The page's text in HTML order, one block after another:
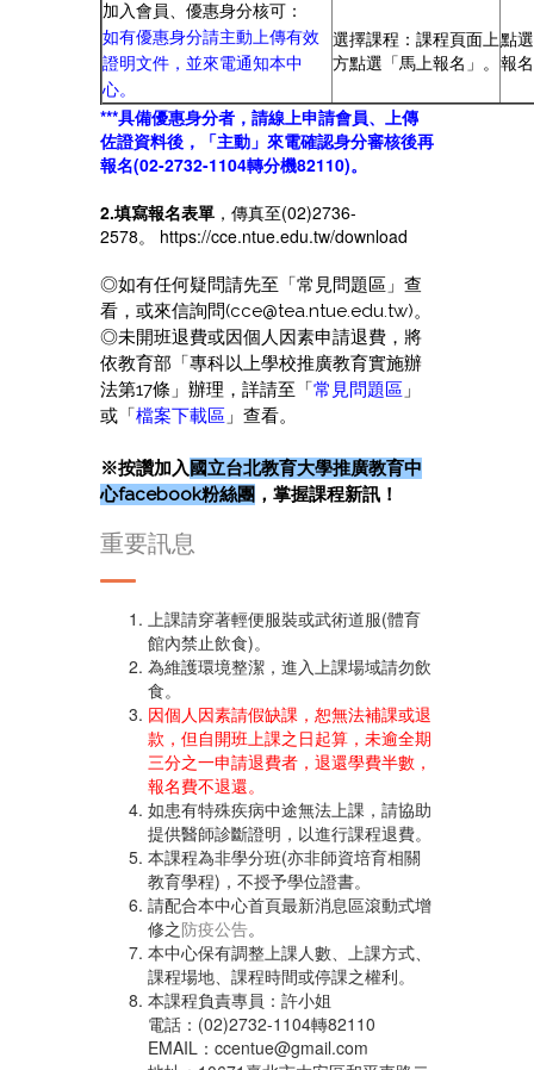
加入會員、優惠身分核可：
如有優惠身分請主動上傳有效
證明文件，並來電通知本中
心。
選擇課程：課程頁面上
方點選「馬上報名」。
點
報
***具備優惠身分者，請線上申請會員、上傳
佐證資料後，「主動」來電確認身分審核後再
報名(02-2732-1104轉分機82110)。
2.填寫報名表單 ，傳真至(02)2736-
2578。 https://cce.ntue.edu.tw/download
◎如有任何疑問請先至「常見問題區」查
看，或來信詢問(cce@tea.ntue.edu.tw)。
◎未開班退費或因個人因素申請退費，將
依教育部「專科以上學校推廣教育實施辦
法第17條」辦理，詳請至「 常見問題區 」
或「 檔案下載區 」查看。
※按讚加入國立台北教育大學推廣教育中
心facebook粉絲團 ，掌握課程新訊！
重要訊息
上課請穿著輕便服裝或武術道服(體育
館內禁止飲食)。
為維護環境整潔，進入上課場域請勿飲
食。
因個人因素請假缺課，恕無法補課或退
款，但自開班上課之日起算，未逾全期
三分之一申請退費者，退還學費半數，
報名費不退還。
如患有特殊疾病中途無法上課，請協助
提供醫師診斷證明，以進行課程退費。
本課程為非學分班(亦非師資培育相關
教育學程)，不授予學位證書。
請配合本中心首頁最新消息區滾動式增
修之防疫公告。
本中心保有調整上課人數、上課方式、
課程場地、課程時間或停課之權利。
本課程負責專員：許小姐
電話：(02)2732-1104轉82110
EMAIL：ccentue@gmail.com